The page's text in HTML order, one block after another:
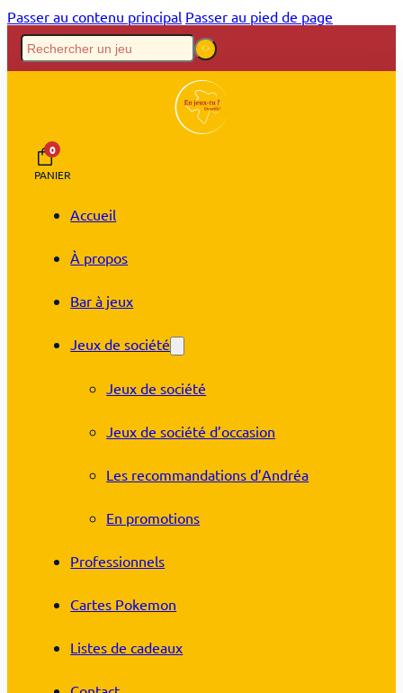
Passer au contenu principal Passer au pied de page
0
PANIER
Accueil
À propos
Bar à jeux
Jeux de société
Jeux de société
Jeux de société d’occasion
Les recommandations d’Andréa
En promotions
Professionnels
Cartes Pokemon
Listes de cadeaux